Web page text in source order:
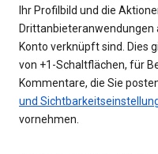
Ihr Profilbild und die
Drittanbieteranwendungen
Konto verknüpft sind. Dies
von +1-Schaltflächen, für
Kommentare, die Sie
und
vornehmen.